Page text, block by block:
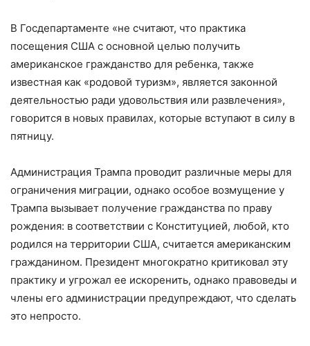
В Госдепартаменте «не считают, что практика
посещения США с основной целью получить
американское гражданство для ребенка, также
известная как «родовой туризм», является законной
деятельностью ради удовольствия или развлечения»,
говорится в новых правилах, которые вступают в силу в
пятницу.
Администрация Трампа проводит различные меры для
ограничения миграции, однако особое возмущение у
Трампа вызывает получение гражданства по праву
рождения: в соответствии с Конституцией, любой, кто
родился на территории США, считается американским
гражданином. Президент многократно критиковал эту
практику и угрожал ее искоренить, однако правоведы и
члены его администрации предупреждают, что сделать
это непросто.